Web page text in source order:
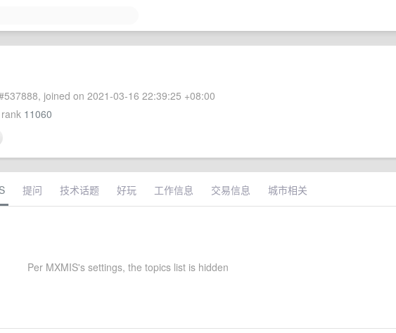
joined on 2021-03-16 22:39:25 +08:00
11060
提问 技术话题 好玩 工作信息 交易信息 城市相关
Per MXMIS's settings, the topics list is hidden